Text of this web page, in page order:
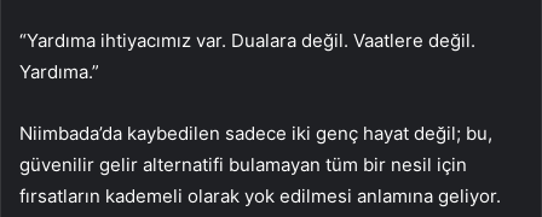
“Yardıma ihtiyacımız var. Dualara değil. Vaatlere değil.
Yardıma.”
Niimbada’da kaybedilen sadece iki genç hayat değil; bu,
güvenilir gelir alternatifi bulamayan tüm bir nesil için
fırsatların kademeli olarak yok edilmesi anlamına geliyor.